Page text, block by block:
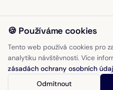
🍪 Používáme cookies
Tento web používá cookies pro
analytiku návštěvnosti. Více
zásadách ochrany osobních
Odmítnout